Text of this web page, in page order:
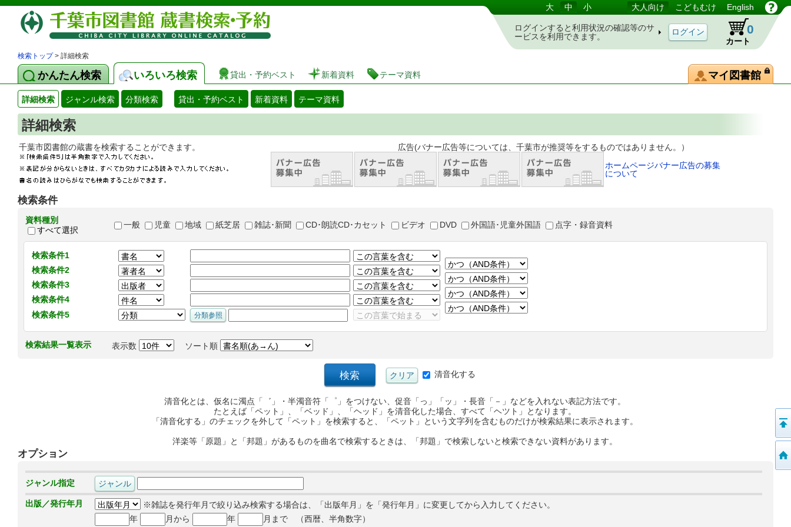
図書館 蔵書検索・予約システム 大 中 小 大人向け こどもむけ English
ログインすると利用状況の確認等のサ
ービスを利用できます。
カート
0
検索トップ> 詳細検索
かんたん検索 いろいろ検索 貸出・予約ベスト 新着資料 テーマ資料 マイ図書館
詳細検索 ジャンル検索 分類検索 貸出・予約ベスト 新着資料 テーマ資料
詳細検索
千葉市図書館の蔵書を検索することができます。 広告(バナー広告等については、千葉市が推奨等をするものではありません。）
ホームページバナー広告の募集
について
検索条件
資料種別
すべて選択
一般 児童 地域 紙芝居 雑誌･新聞 CD･朗読CD･カセット ビデオ DVD 外国語･児童外国語 点字・録音資料
検索条件1
検索条件2
検索条件3
検索条件4
検索条件5
検索結果一覧表示 表示数 ソート順
清音化する
清音化とは、仮名に濁点「゛」・半濁音符「゜」をつけない、促音「っ」「ッ」・長音「－」などを入れない表記方法です。
たとえば「ペット」、「ベッド」、「ヘッド」を清音化した場合、すべて「ヘツト」となります。
「清音化する」のチェックを外して「ペット」を検索すると、「ペット」という文字列を含むものだけが検索結果に表示されます。
洋楽等「原題」と「邦題」があるものを曲名で検索するときは、「邦題」で検索しないと検索できない資料があります。
オプション
ジャンル指定
出版／発行年月
※雑誌を発行年月で絞り込み検索する場合は、「出版年月」を「発行年月」に変更してから入力してください。
年
月から 年 月まで （西暦、半角数字）